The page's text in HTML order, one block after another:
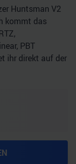
Huntsman V2
kommt das
PBT
ihr direkt auf der